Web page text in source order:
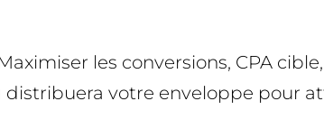
les conversions, CPA cible,
votre enveloppe pour